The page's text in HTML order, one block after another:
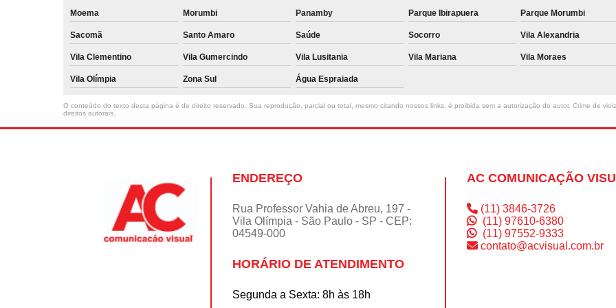
Moema Morumbi Panamby Parque Ibirapuera Parque Morumbi
Sacomã Santo Amaro Saúde Socorro Vila Alexandria
Vila Clementino Vila Gumercindo Vila Lusitania Vila Mariana Vila Moraes
Vila Olímpia Zona Sul Água Espraiada
O conteúdo do texto desta página é de direito reservado. Sua reprodução, parcial ou total, mesmo citando nossos links, é proibida sem a autorização do autor. Crime de
direitos autorais
ENDEREÇO
Rua Professor Vahia de Abreu, 197 -
Vila Olímpia - São Paulo - SP - CEP:
04549-000
HORÁRIO DE ATENDIMENTO
Segunda a Sexta: 8h às 18h
AC COMUNICAÇÃO
(11) 3846-3726
(11) 97610-6380
(11) 97552-9333
contato@acvisual.com.br